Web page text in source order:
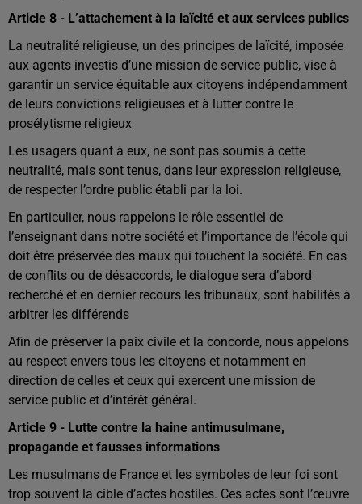
Article 8 - L’attachement à la laïcité et aux services publics
La neutralité religieuse, un des principes de laïcité, imposée
aux agents investis d’une mission de service public, vise à
garantir un service équitable aux citoyens indépendamment
de leurs convictions religieuses et à lutter contre le
prosélytisme religieux
Les usagers quant à eux, ne sont pas soumis à cette
neutralité, mais sont tenus, dans leur expression religieuse,
de respecter l’ordre public établi par la loi.
En particulier, nous rappelons le rôle essentiel de
l’enseignant dans notre société et l’importance de l’école qui
doit être préservée des maux qui touchent la société. En cas
de conflits ou de désaccords, le dialogue sera d’abord
recherché et en dernier recours les tribunaux, sont habilités à
arbitrer les différends
Afin de préserver la paix civile et la concorde, nous appelons
au respect envers tous les citoyens et notamment en
direction de celles et ceux qui exercent une mission de
service public et d’intérêt général.
Article 9 - Lutte contre la haine antimusulmane,
propagande et fausses informations
Les musulmans de France et les symboles de leur foi sont
trop souvent la cible d’actes hostiles. Ces actes sont l’œuvre